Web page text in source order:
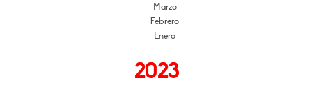
Marzo
Febrero
Enero
2023